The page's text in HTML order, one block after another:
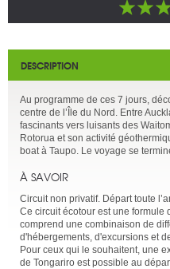
DESCRIPTION
Au programme de ces 7 jours,
centre de l’Île du Nord. Entre
fascinants vers luisants des
Rotorua et son activité
boat à Taupo. Le voyage se
À SAVOIR
Circuit non privatif. Départ toute
Ce circuit écotour est une formule
comprend une combinaison de
d'hébergements, d'excursions et
Pour ceux qui le souhaitent, une
de Tongariro est possible au